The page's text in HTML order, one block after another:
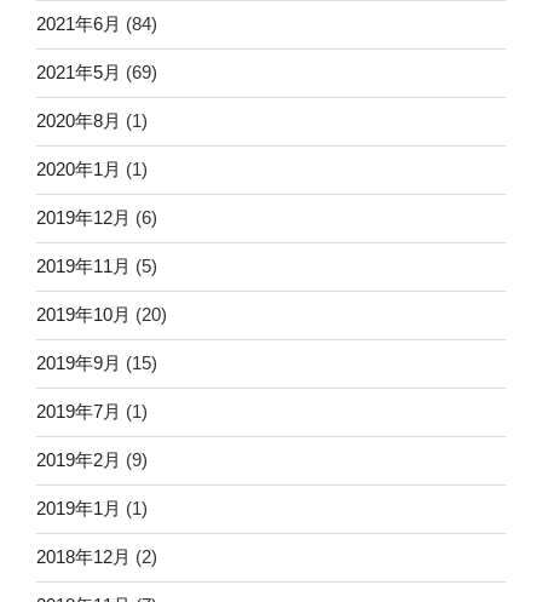
2021年6月 (84)
2021年5月 (69)
2020年8月 (1)
2020年1月 (1)
2019年12月 (6)
2019年11月 (5)
2019年10月 (20)
2019年9月 (15)
2019年7月 (1)
2019年2月 (9)
2019年1月 (1)
2018年12月 (2)